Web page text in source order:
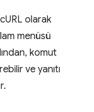
olarak
menüsü
komut
ve yanıtı